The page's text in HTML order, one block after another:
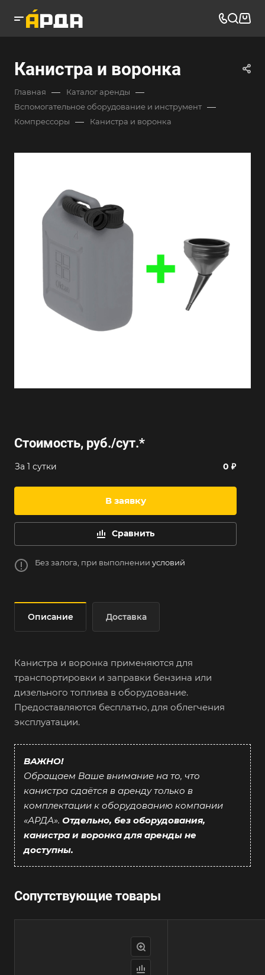
Канистра и воронка
Главная — Каталог аренды —
Вспомогательное оборудование и инструмент —
Компрессоры — Канистра и воронка
Стоимость, руб./сут.*
За 1 сутки 0 ₽
В заявку
Сравнить
Без залога, при выполнении условий
Описание Доставка
Канистра и воронка применяются для
транспортировки и заправки бензина или
дизельного топлива в оборудование.
Предоставляются бесплатно, для облегчения
эксплуатации.
ВАЖНО!
Обращаем Ваше внимание на то, что
канистра сдаётся в аренду только в
комплектации к оборудованию компании
«АРДА». Отдельно, без оборудования,
канистра и воронка для аренды не
доступны.
Сопутствующие товары